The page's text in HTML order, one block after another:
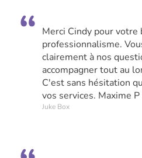
Merci Cindy pour
professionnalisme.
clairement à nos
accompagner tout au
C'est sans hésitation
vos services. Maxime P
Juke Box